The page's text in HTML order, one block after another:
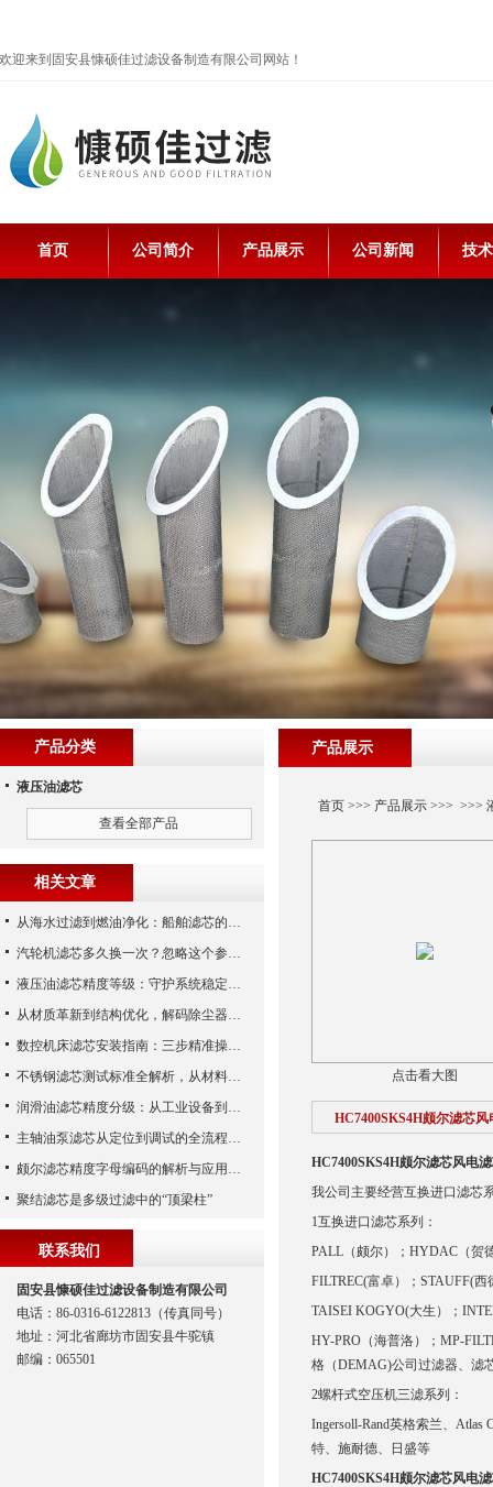
欢迎来到固安县慷硕佳过滤设备制造有限公司网站！
首页 公司简介 产品展示 公司新闻 技
产品展示
首页>>> 产品展示>>> >>>
点击看大图
HC7400SKS4H颇尔滤芯风
HC7400SKS4H颇尔滤芯风电
我公司主要经营互换进口滤芯
1互换进口滤芯系列：
PALL（颇尔）；HYDAC（贺
FILTREC(富卓）；STAUFF(
TAISEI KOGYO(大生）；
HY-PRO（海普洛）；MP-
格（DEMAG)公司过滤器、滤
2螺杆式空压机三滤系列：
Ingersoll-Rand英格索兰、Atlas
特、施耐德、日盛等
HC7400SKS4H颇尔滤芯风电
产品分类
液压油滤芯
查看全部产品
相关文章
从海水过滤到燃油净化：船舶滤芯的多场景应用解析
汽轮机滤芯多久换一次？忽略这个参数，机组非停损失可能上百万！
液压油滤芯精度等级：守护系统稳定与寿命的“微米标尺”
从材质革新到结构优化，解码除尘器滤芯性能跃升的核心逻辑
数控机床滤芯安装指南：三步精准操作，杜绝设备“亚健康”
不锈钢滤芯测试标准全解析，从材料性能到应用场景的严苛验证
润滑油滤芯精度分级：从工业设备到精密系统的过滤密码
主轴油泵滤芯从定位到调试的全流程解析
颇尔滤芯精度字母编码的解析与应用指南
聚结滤芯是多级过滤中的“顶梁柱”
联系我们
固安县慷硕佳过滤设备制造有限公司
电话：86-0316-6122813（传真同号）
地址：河北省廊坊市固安县牛驼镇
邮编：065501